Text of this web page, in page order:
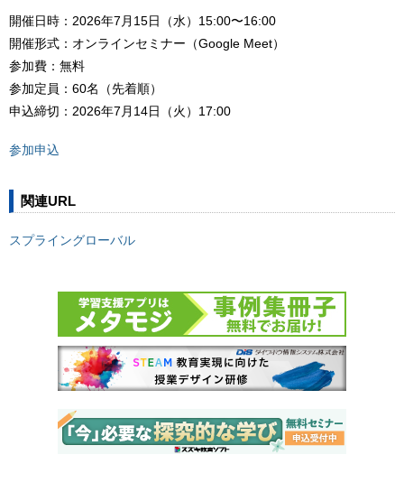
開催日時：2026年7月15日（水）15:00〜16:00
開催形式：オンラインセミナー（Google Meet）
参加費：無料
参加定員：60名（先着順）
申込締切：2026年7月14日（火）17:00
参加申込
関連URL
スプライングローバル